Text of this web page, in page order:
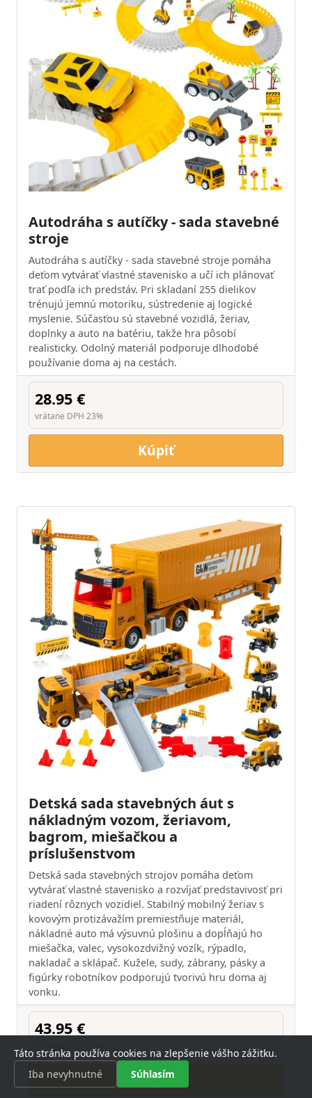
Autodráha s autíčky - sada stavebné
stroje
Autodráha s autíčky - sada stavebné stroje pomáha
deťom vytvárať vlastné stavenisko a učí ich plánovať
trať podľa ich predstáv. Pri skladaní 255 dielikov
trénujú jemnú motoriku, sústredenie aj logické
myslenie. Súčasťou sú stavebné vozidlá, žeriav,
doplnky a auto na batériu, takže hra pôsobí
realisticky. Odolný materiál podporuje dlhodobé
používanie doma aj na cestách.
28.95 €
vrátane DPH 23%
Kúpiť
Detská sada stavebných áut s
nákladným vozom, žeriavom,
bagrom, miešačkou a
príslušenstvom
Detská sada stavebných strojov pomáha deťom
vytvárať vlastné stavenisko a rozvíjať predstavivosť pri
riadení rôznych vozidiel. Stabilný mobilný žeriav s
kovovým protizávažím premiestňuje materiál,
nákladné auto má výsuvnú plošinu a dopĺňajú ho
miešačka, valec, vysokozdvižný vozík, rýpadlo,
nakladač a sklápač. Kužele, sudy, zábrany, pásky a
figúrky robotníkov podporujú tvorivú hru doma aj
vonku.
43.95 €
Kúpiť
Táto stránka používa cookies na zlepšenie vášho zážitku.
Iba nevyhnutné
Súhlasím